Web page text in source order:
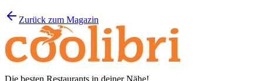
Zurück zum Magazin
Die besten Restaurants in deiner Nähe!